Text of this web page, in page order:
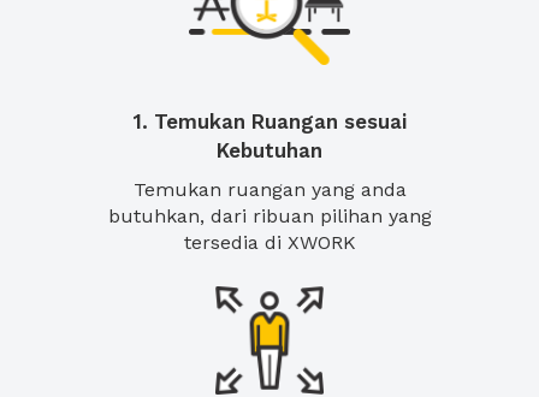
1. Temukan Ruangan sesuai
Kebutuhan
Temukan ruangan yang anda
butuhkan, dari ribuan pilihan yang
tersedia di XWORK